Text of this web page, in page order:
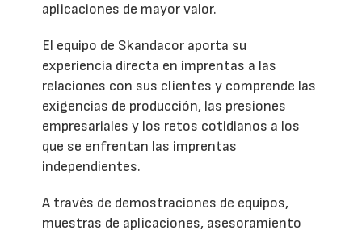
aplicaciones de mayor valor.
El equipo de Skandacor aporta su
experiencia directa en imprentas a las
relaciones con sus clientes y comprende las
exigencias de producción, las presiones
empresariales y los retos cotidianos a los
que se enfrentan las imprentas
independientes.
A través de demostraciones de equipos,
muestras de aplicaciones, asesoramiento